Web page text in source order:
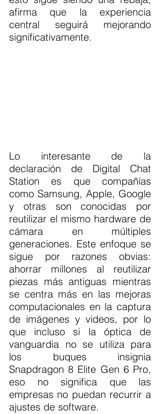
afirma que la experiencia
central seguirá mejorando
significativamente.
Lo interesante de la
declaración de Digital Chat
Station es que compañías
como Samsung, Apple, Google
y otras son conocidas por
reutilizar el mismo hardware de
cámara en múltiples
generaciones. Este enfoque se
sigue por razones obvias:
ahorrar millones al reutilizar
piezas más antiguas mientras
se centra más en las mejoras
computacionales en la captura
de imágenes y videos, por lo
que incluso si la óptica de
vanguardia no se utiliza para
los buques insignia
Snapdragon 8 Elite Gen 6 Pro,
eso no significa que las
empresas no puedan recurrir a
ajustes de software.